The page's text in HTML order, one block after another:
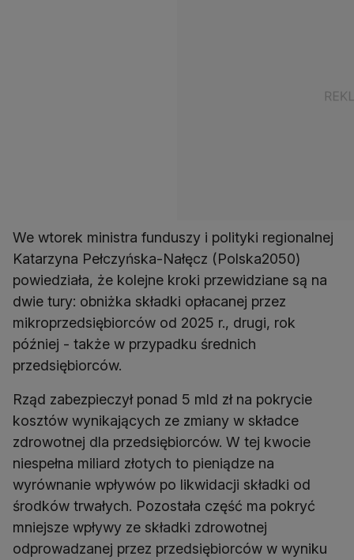
We wtorek ministra funduszy i polityki regionalnej
Katarzyna Pełczyńska-Nałęcz (Polska2050)
powiedziała, że kolejne kroki przewidziane są na
dwie tury: obniżka składki opłacanej przez
mikroprzedsiębiorców od 2025 r., drugi, rok
później - także w przypadku średnich
przedsiębiorców.
Rząd zabezpieczył ponad 5 mld zł na pokrycie
kosztów wynikających ze zmiany w składce
zdrowotnej dla przedsiębiorców. W tej kwocie
niespełna miliard złotych to pieniądze na
wyrównanie wpływów po likwidacji składki od
środków trwałych. Pozostała część ma pokryć
mniejsze wpływy ze składki zdrowotnej
odprowadzanej przez przedsiębiorców w wyniku